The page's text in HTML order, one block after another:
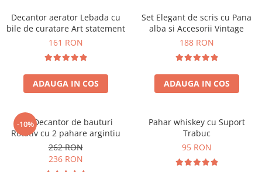
Decantor aerator Lebada cu
bile de curatare Art statement
161 RON
ADAUGA IN COS
Set Elegant de scris cu Pana
alba si Accesorii Vintage
188 RON
ADAUGA IN COS
-10%
Set Decantor de bauturi
Rotativ cu 2 pahare argintiu
262 RON
236 RON
Pahar whiskey cu Suport
Trabuc
95 RON